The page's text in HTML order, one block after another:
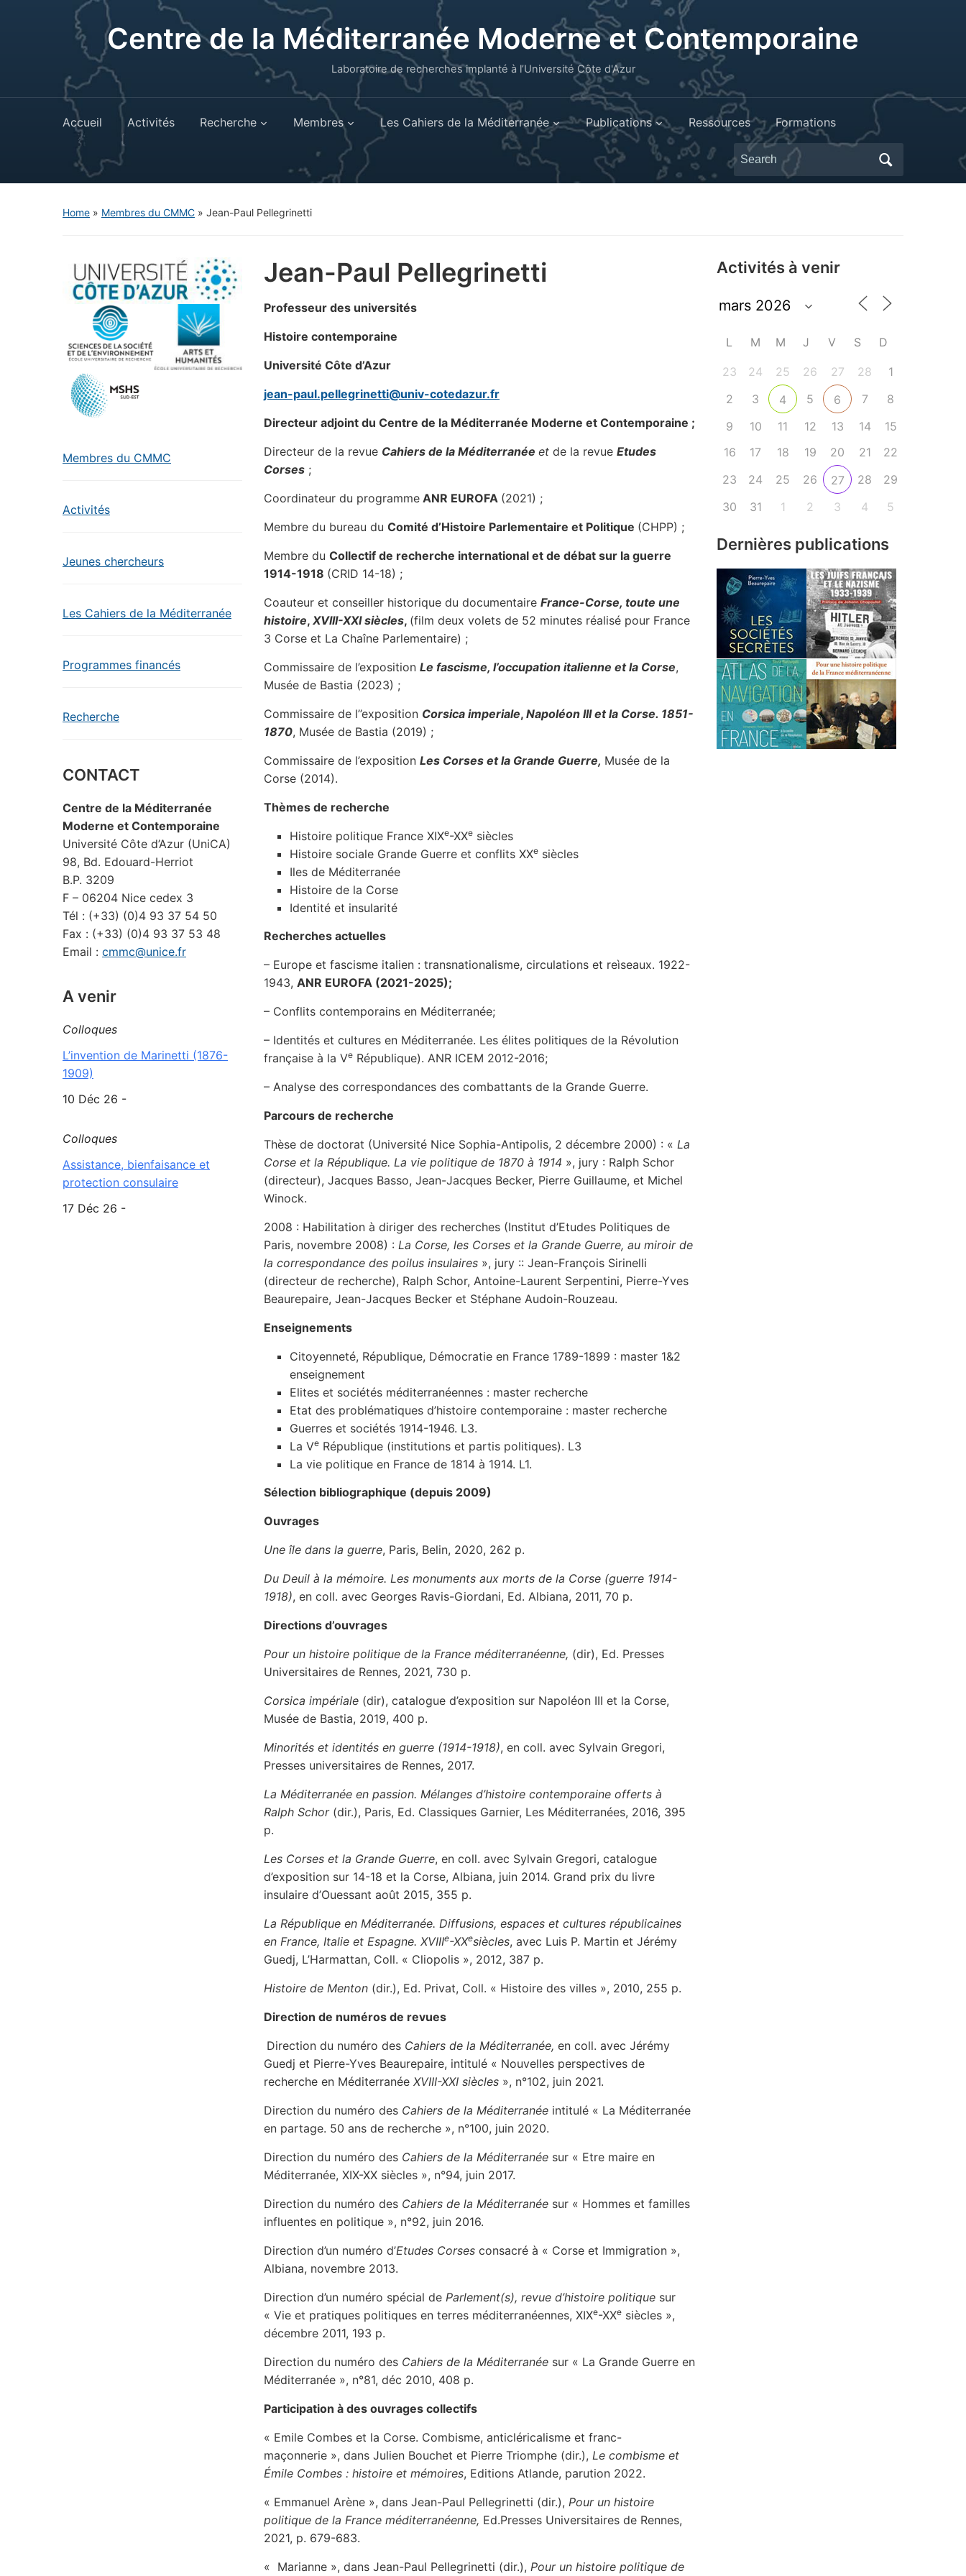
Centre de la Méditerranée Moderne et Contemporaine
Laboratoire de recherches implanté à l’Université Côte d'Azur
Accueil Activités Recherche Membres Les Cahiers de la Méditerranée Publications Ressources Formations
Search
for:
Home » Membres du CMMC » Jean-Paul Pellegrinetti
Membres du CMMC
Activités
Jeunes chercheurs
Les Cahiers de la Méditerranée
Programmes financés
Recherche
CONTACT
Centre de la Méditerranée
Moderne et Contemporaine
Université Côte d’Azur (UniCA)
98, Bd. Edouard-Herriot
B.P. 3209
F – 06204 Nice cedex 3
Tél : (+33) (0)4 93 37 54 50
Fax : (+33) (0)4 93 37 53 48
Email : cmmc@unice.fr
A venir
Colloques
L’invention de Marinetti (1876-
1909)
10 Déc 26 -
Colloques
Assistance, bienfaisance et
protection consulaire
17 Déc 26 -
Jean-Paul Pellegrinetti
Professeur des universités
Histoire contemporaine
Université Côte d’Azur
jean-paul.pellegrinetti@univ-cotedazur.fr
Directeur adjoint du Centre de la Méditerranée Moderne et Contemporaine ;
Directeur de la revue Cahiers de la Méditerranée et de la revue Etudes
Corses ;
Coordinateur du programme ANR EUROFA (2021) ;
Membre du bureau du Comité d’Histoire Parlementaire et Politique (CHPP) ;
Membre du Collectif de recherche international et de débat sur la guerre
1914-1918 (CRID 14-18) ;
Coauteur et conseiller historique du documentaire France-Corse, toute une
histoire, XVIII-XXI siècles, (film deux volets de 52 minutes réalisé pour France
3 Corse et La Chaîne Parlementaire) ;
Commissaire de l’exposition Le fascisme, l’occupation italienne et la Corse,
Musée de Bastia (2023) ;
Commissaire de l’’exposition Corsica imperiale, Napoléon III et la Corse. 1851-
1870, Musée de Bastia (2019) ;
Commissaire de l’exposition Les Corses et la Grande Guerre, Musée de la
Corse (2014).
Thèmes de recherche
Histoire politique France XIXe-XXe siècles
Histoire sociale Grande Guerre et conflits XXe siècles
Iles de Méditerranée
Histoire de la Corse
Identité et insularité
Recherches actuelles
– Europe et fascisme italien : transnationalisme, circulations et reìseaux. 1922-
1943, ANR EUROFA (2021-2025);
– Conflits contemporains en Méditerranée;
– Identités et cultures en Méditerranée. Les élites politiques de la Révolution
française à la Ve République). ANR ICEM 2012-2016;
– Analyse des correspondances des combattants de la Grande Guerre.
Parcours de recherche
Thèse de doctorat (Université Nice Sophia-Antipolis, 2 décembre 2000) : « La
Corse et la République. La vie politique de 1870 à 1914 », jury : Ralph Schor
(directeur), Jacques Basso, Jean-Jacques Becker, Pierre Guillaume, et Michel
Winock.
2008 : Habilitation à diriger des recherches (Institut d’Etudes Politiques de
Paris, novembre 2008) : La Corse, les Corses et la Grande Guerre, au miroir de
la correspondance des poilus insulaires », jury :: Jean-François Sirinelli
(directeur de recherche), Ralph Schor, Antoine-Laurent Serpentini, Pierre-Yves
Beaurepaire, Jean-Jacques Becker et Stéphane Audoin-Rouzeau.
Enseignements
Citoyenneté, République, Démocratie en France 1789-1899 : master 1&2
enseignement
Elites et sociétés méditerranéennes : master recherche
Etat des problématiques d’histoire contemporaine : master recherche
Guerres et sociétés 1914-1946. L3.
La Ve République (institutions et partis politiques). L3
La vie politique en France de 1814 à 1914. L1.
Sélection bibliographique (depuis 2009)
Ouvrages
Une île dans la guerre, Paris, Belin, 2020, 262 p.
Du Deuil à la mémoire. Les monuments aux morts de la Corse (guerre 1914-
1918), en coll. avec Georges Ravis-Giordani, Ed. Albiana, 2011, 70 p.
Directions d’ouvrages
Pour un histoire politique de la France méditerranéenne, (dir), Ed. Presses
Universitaires de Rennes, 2021, 730 p.
Corsica impériale (dir), catalogue d’exposition sur Napoléon III et la Corse,
Musée de Bastia, 2019, 400 p.
Minorités et identités en guerre (1914-1918), en coll. avec Sylvain Gregori,
Presses universitaires de Rennes, 2017.
La Méditerranée en passion. Mélanges d’histoire contemporaine offerts à
Ralph Schor (dir.), Paris, Ed. Classiques Garnier, Les Méditerranées, 2016, 395
p.
Les Corses et la Grande Guerre, en coll. avec Sylvain Gregori, catalogue
d’exposition sur 14-18 et la Corse, Albiana, juin 2014. Grand prix du livre
insulaire d’Ouessant août 2015, 355 p.
La République en Méditerranée. Diffusions, espaces et cultures républicaines
en France, Italie et Espagne. XVIIIe-XXesiècles, avec Luis P. Martin et Jérémy
Guedj, L’Harmattan, Coll. « Cliopolis », 2012, 387 p.
Histoire de Menton (dir.), Ed. Privat, Coll. « Histoire des villes », 2010, 255 p.
Direction de numéros de revues
Direction du numéro des Cahiers de la Méditerranée, en coll. avec Jérémy
Guedj et Pierre-Yves Beaurepaire, intitulé « Nouvelles perspectives de
recherche en Méditerranée XVIII-XXI siècles », n°102, juin 2021.
Direction du numéro des Cahiers de la Méditerranée intitulé « La Méditerranée
en partage. 50 ans de recherche », n°100, juin 2020.
Direction du numéro des Cahiers de la Méditerranée sur « Etre maire en
Méditerranée, XIX-XX siècles », n°94, juin 2017.
Direction du numéro des Cahiers de la Méditerranée sur « Hommes et familles
influentes en politique », n°92, juin 2016.
Direction d’un numéro d’Etudes Corses consacré à « Corse et Immigration »,
Albiana, novembre 2013.
Direction d’un numéro spécial de Parlement(s), revue d’histoire politique sur
« Vie et pratiques politiques en terres méditerranéennes, XIXe-XXe siècles »,
décembre 2011, 193 p.
Direction du numéro des Cahiers de la Méditerranée sur « La Grande Guerre en
Méditerranée », n°81, déc 2010, 408 p.
Participation à des ouvrages collectifs
« Emile Combes et la Corse. Combisme, anticléricalisme et franc-
maçonnerie », dans Julien Bouchet et Pierre Triomphe (dir.), Le combisme et
Émile Combes : histoire et mémoires, Editions Atlande, parution 2022.
« Emmanuel Arène », dans Jean-Paul Pellegrinetti (dir.), Pour un histoire
politique de la France méditerranéenne, Ed.Presses Universitaires de Rennes,
2021, p. 679-683.
« Marianne », dans Jean-Paul Pellegrinetti (dir.), Pour un histoire politique de
Activités à venir
L M M J V S D
23 24 25 26 27 28
1
2
3 4 5 6 7
8
9
10 11 12 13 14
15
16
17 18 19 20 21
22
23
24 25 26 27 28
29
30
31 1 2 3 4 5
Dernières publications